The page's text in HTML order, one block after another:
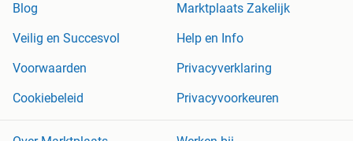
Blog
Marktplaats Zakelijk
Veilig en Succesvol
Help en Info
Voorwaarden
Privacyverklaring
Cookiebeleid
Privacyvoorkeuren